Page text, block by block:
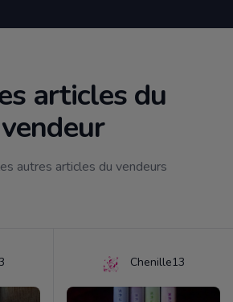
articles du
vendeur
autres articles du vendeurs
Chenille13